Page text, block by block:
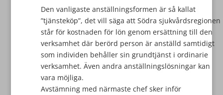
Den vanligaste anställningsformen är så kallat
”tjänsteköp”, det vill säga att Södra sjukvårdsregionen
står för kostnaden för lön genom ersättning till den
verksamhet där berörd person är anställd samtidigt
som individen behåller sin grundtjänst i ordinarie
verksamhet. Även andra anställningslösningar kan
vara möjliga.
Avstämning med närmaste chef sker inför